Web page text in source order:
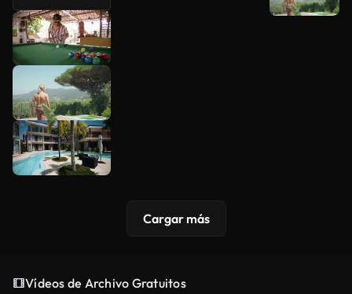
Cargar más
Vídeos de Archivo Gratuitos